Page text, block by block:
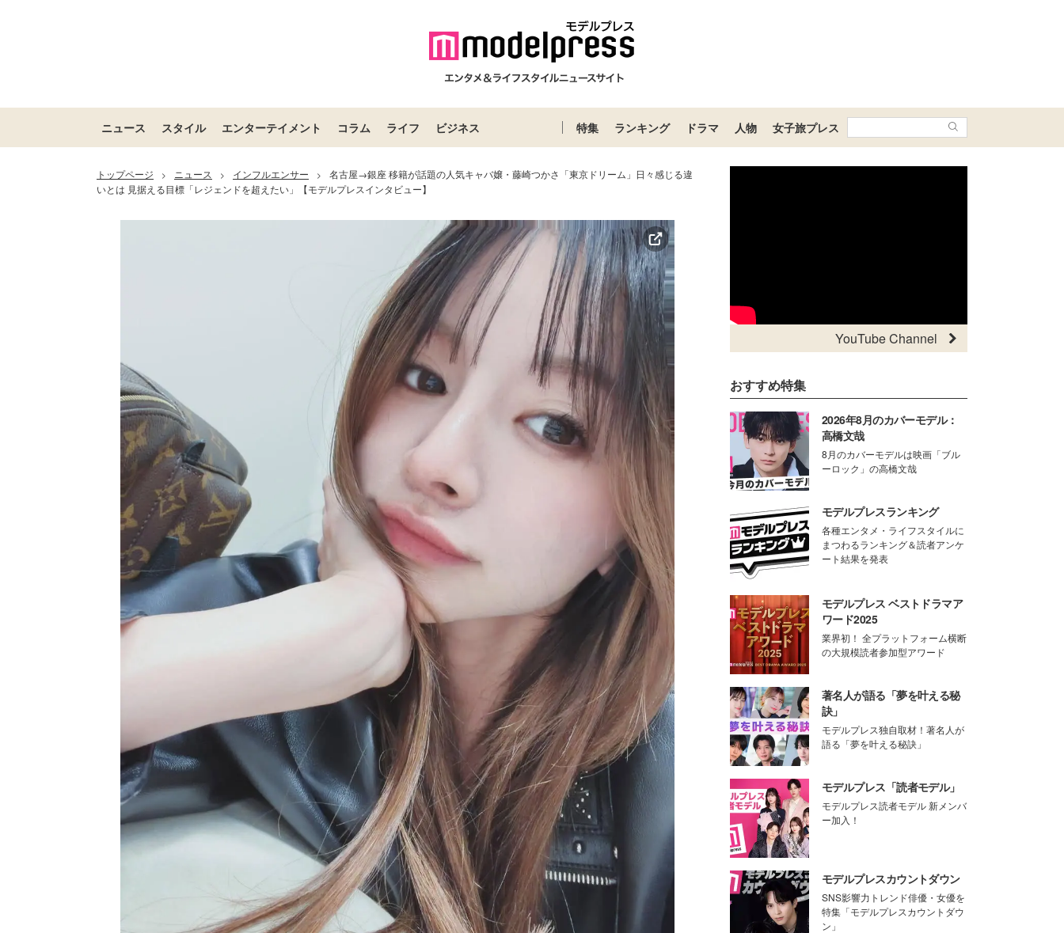
ニュース スタイル エンターテイメント コラム ライフ ビジネス 特集 ランキング ドラマ 人物 女子旅プレス
トップページ > ニュース > インフルエンサー >
名古屋→銀座 移籍が話題の人気キャバ嬢・藤崎つかさ「東京ドリーム」日々感じる違
いとは 見据える目標「レジェンドを超えたい」【モデルプレスインタビュー】
YouTube Channel
おすすめ特集
2026年8月のカバーモデル：
高橋文哉
8月のカバーモデルは映画「ブル
ーロック」の高橋文哉
モデルプレスランキング
各種エンタメ・ライフスタイルに
まつわるランキング＆読者アンケ
ート結果を発表
モデルプレス ベストドラマア
ワード2025
業界初！ 全プラットフォーム横断
の大規模読者参加型アワード
著名人が語る「夢を叶える秘
訣」
モデルプレス独自取材！著名人が
語る「夢を叶える秘訣」
モデルプレス「読者モデル」
モデルプレス読者モデル 新メンバ
ー加入！
モデルプレスカウントダウン
SNS影響力トレンド俳優・女優を
特集「モデルプレスカウントダウ
ン」